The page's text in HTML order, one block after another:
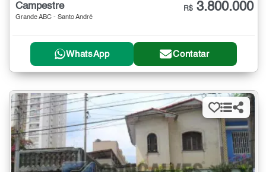
Campestre
Grande ABC - Santo André
R$ 3.800.000
WhatsApp Contatar